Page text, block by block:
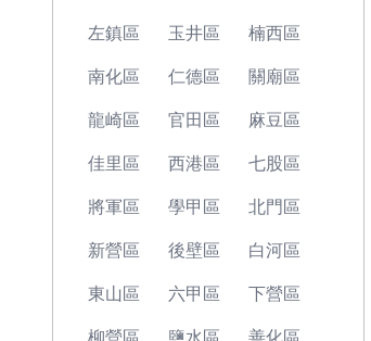
左鎮區 玉井區 楠西區
南化區 仁德區 關廟區
龍崎區 官田區 麻豆區
佳里區 西港區 七股區
將軍區 學甲區 北門區
新營區 後壁區 白河區
東山區 六甲區 下營區
柳營區 鹽水區 善化區